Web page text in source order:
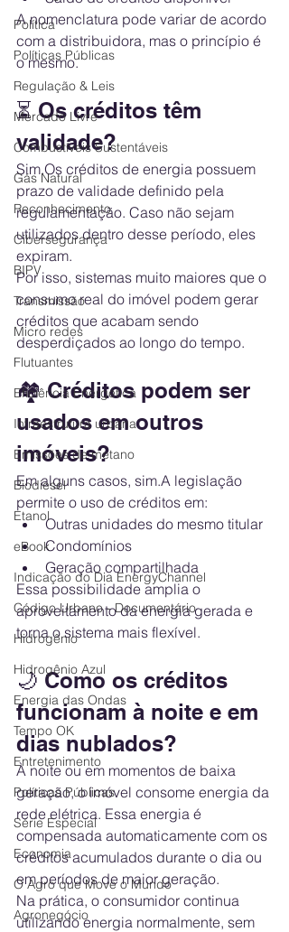
Política
Políticas Públicas
Regulação & Leis
Mercado Livre
Combustíveis Sustentáveis
Gás Natural
Reconhecimento
Cibersegurança
BIPV
Transmissão
Micro redes
Flutuantes
Eficiência Energética
Infraestrutura urbana
Emissões de metano
Biodiesel
Etanol
eBook
Indicação do Dia EnergyChannel
Código Urbano - Documentário
Hidrogênio
Hidrogênio Azul
Energia das Ondas
Tempo OK
Entretenimento
Políticas Públicas
Série Especial
Economia
O Agro que Move o Mundo
Agronegócio
A nomenclatura pode variar de acordo
com a distribuidora, mas o princípio é
o mesmo.
⏳ Os créditos têm
validade?
Sim.Os créditos de energia possuem
prazo de validade definido pela
regulamentação. Caso não sejam
utilizados dentro desse período, eles
expiram.
Por isso, sistemas muito maiores que o
consumo real do imóvel podem gerar
créditos que acabam sendo
desperdiçados ao longo do tempo.
🏘️ Créditos podem ser
usados em outros
imóveis?
Em alguns casos, sim.A legislação
permite o uso de créditos em:
Outras unidades do mesmo titular
Condomínios
Geração compartilhada
Essa possibilidade amplia o
aproveitamento da energia gerada e
torna o sistema mais flexível.
🌙 Como os créditos
funcionam à noite e em
dias nublados?
À noite ou em momentos de baixa
geração, o imóvel consome energia da
rede elétrica. Essa energia é
compensada automaticamente com os
créditos acumulados durante o dia ou
em períodos de maior geração.
Na prática, o consumidor continua
utilizando energia normalmente, sem